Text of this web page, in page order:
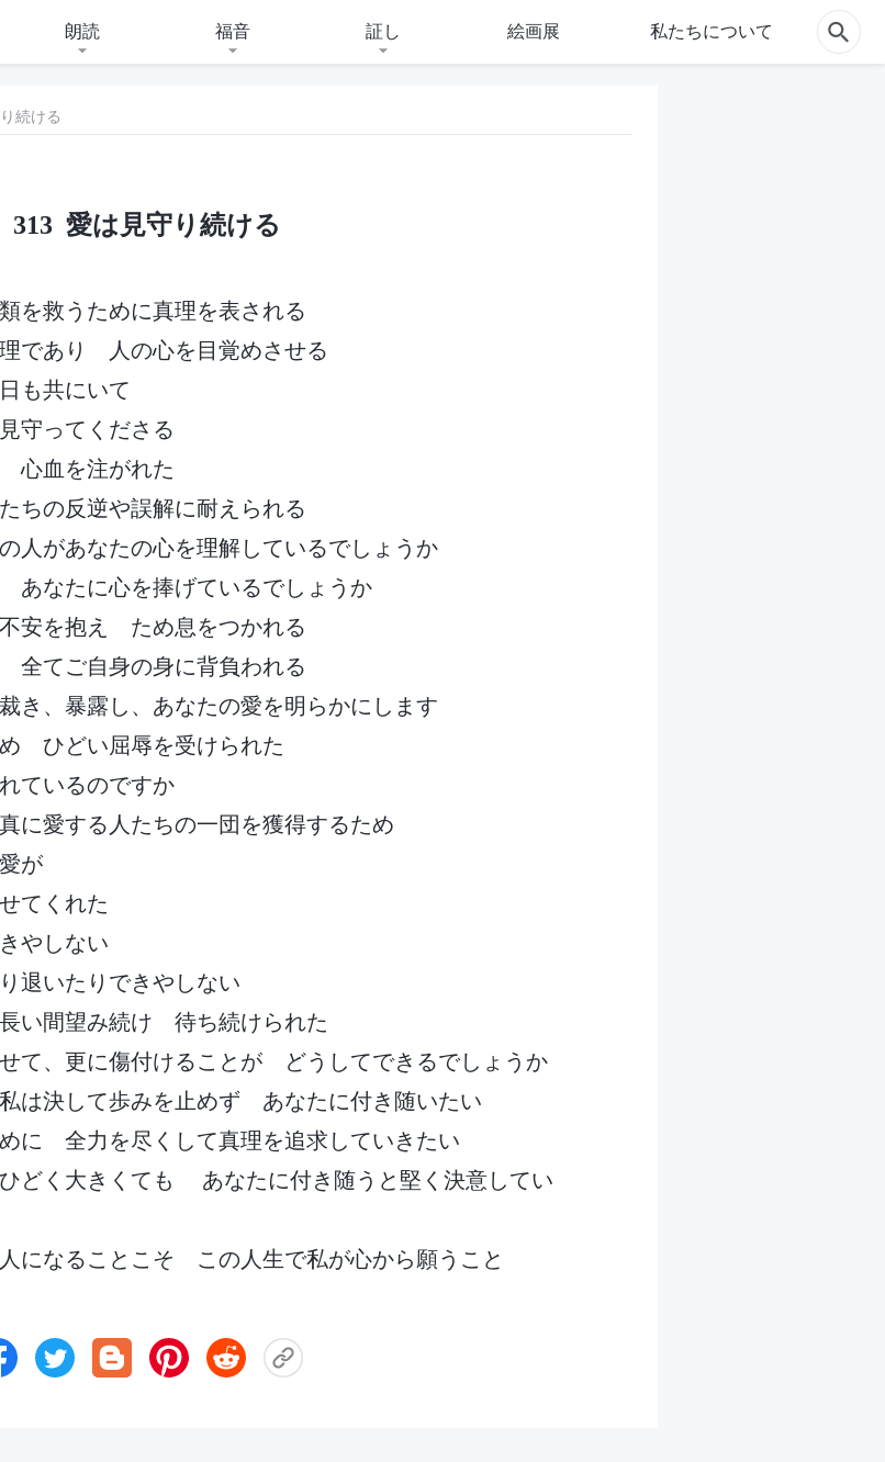
朗読 福音 証し 絵画展 私たちについて
続ける
313 愛は見守り続ける
を救うために真理を表される
であり 人の心を目覚めさせる
も共にいて
守ってくださる
心血を注がれた
ちの反逆や誤解に耐えられる
人があなたの心を理解しているでしょうか
あなたに心を捧げているでしょうか
安を抱え ため息をつかれる
全てご自身の身に背負われる
き、暴露し、あなたの愛を明らかにします
ひどい屈辱を受けられた
ているのですか
に愛する人たちの一団を獲得するため
が
てくれた
やしない
退いたりできやしない
い間望み続け 待ち続けられた
て、更に傷付けることが どうしてできるでしょうか
は決して歩みを止めず あなたに付き随いたい
に 全力を尽くして真理を追求していきたい
どく大きくても あなたに付き随うと堅く決意してい
になることこそ この人生で私が心から願うこと